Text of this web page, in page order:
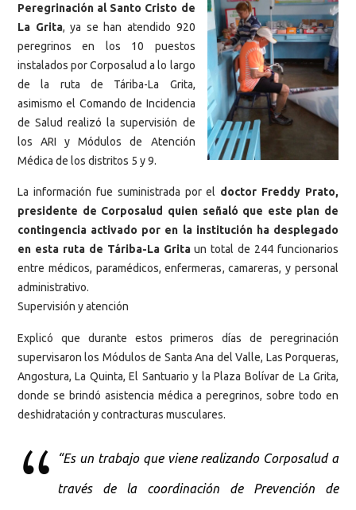
Peregrinación al Santo Cristo de
La Grita, ya se han atendido 920
peregrinos en los 10 puestos
instalados por Corposalud a lo largo
de la ruta de Táriba-La Grita,
asimismo el Comando de Incidencia
de Salud realizó la supervisión de
los ARI y Módulos de Atención
Médica de los distritos 5 y 9.
La información fue suministrada por el doctor Freddy Prato,
presidente de Corposalud quien señaló que este plan de
contingencia activado por en la institución ha desplegado
en esta ruta de Táriba-La Gritaun total de 244 funcionarios
entre médicos, paramédicos, enfermeras, camareras, y personal
administrativo.
Supervisión y atención
Explicó que durante estos primeros días de peregrinación
supervisaron los Módulos de Santa Ana del Valle, Las Porqueras,
Angostura, La Quinta, El Santuario y la Plaza Bolívar de La Grita,
donde se brindó asistencia médica a peregrinos, sobre todo en
deshidratación y contracturas musculares.
“Es un trabajo que viene realizando Corposalud a
través de la coordinación de Prevención de